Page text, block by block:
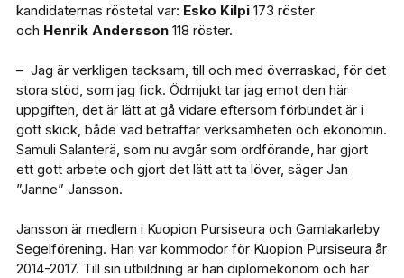
kandidaternas röstetal var: Esko Kilpi 173 röster
och Henrik Andersson 118 röster.
– Jag är verkligen tacksam, till och med överraskad, för det
stora stöd, som jag fick. Ödmjukt tar jag emot den här
uppgiften, det är lätt at gå vidare eftersom förbundet är i
gott skick, både vad beträffar verksamheten och ekonomin.
Samuli Salanterä, som nu avgår som ordförande, har gjort
ett gott arbete och gjort det lätt att ta löver, säger Jan
”Janne” Jansson.
Jansson är medlem i Kuopion Pursiseura och Gamlakarleby
Segelförening. Han var kommodor för Kuopion Pursiseura år
2014-2017. Till sin utbildning är han diplomekonom och har